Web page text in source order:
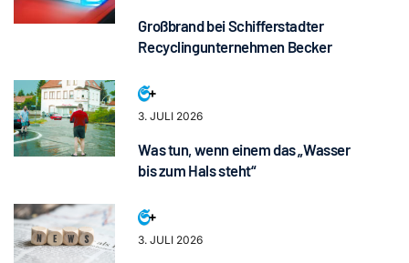
Großbrand bei Schifferstadter
Recyclingunternehmen Becker
3. JULI 2026
Was tun, wenn einem das „Wasser
bis zum Hals steht“
3. JULI 2026